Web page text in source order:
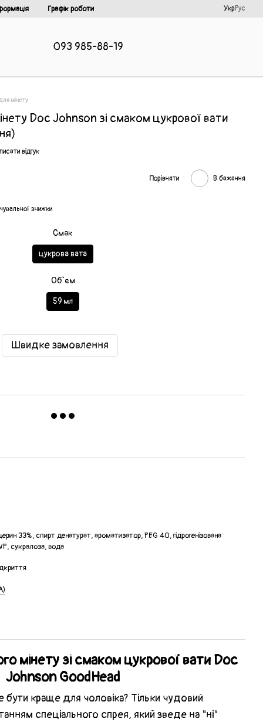
Графік роботи
УкрРус
093 985-88-19
мінету
Doc Johnson зі смаком цукрової вати
відгук
Порівняти В бажання
знижки
Смак
цукрова вата
Об`єм
59 мл
Швидке замовлення
33%, спирт денатурат, ароматизатор, PEG 40, гідрогенізована
сукралоза, вода
мінету зі смаком цукрової вати Doc
Johnson GoodHead
краще для чоловіка? Тільки чудовий
спеціального спрея, який зведе на "ні"